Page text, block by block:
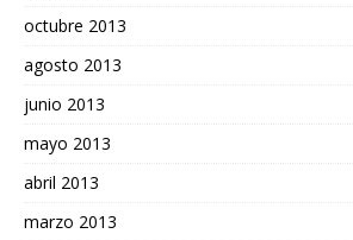
octubre 2013
agosto 2013
junio 2013
mayo 2013
abril 2013
marzo 2013